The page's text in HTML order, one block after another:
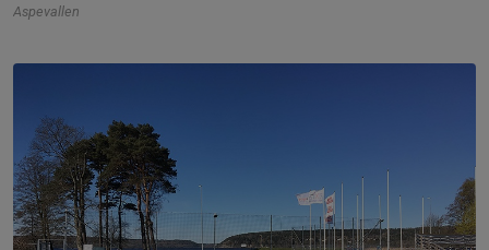
Aspevallen